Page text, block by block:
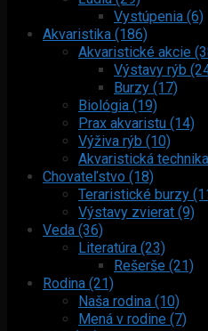
Vystúpenia (6)
Akvaristika (186)
Akvaristické akcie
Výstavy rýb
Burzy (17)
Biológia (19)
Prax akvaristu (14)
Výživa rýb (10)
Akvaristická
Chovateľstvo (18)
Teraristické burzy
Výstavy zvierat (9)
Veda (36)
Literatúra (23)
Rešerše (21)
Rodina (21)
Naša rodina (10)
Mená v rodine (7)